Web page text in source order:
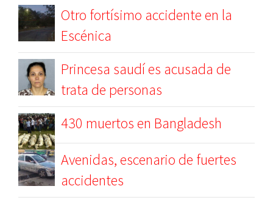
Otro fortísimo accidente en la
Escénica
Princesa saudí es acusada de
trata de personas
430 muertos en Bangladesh
Avenidas, escenario de fuertes
accidentes